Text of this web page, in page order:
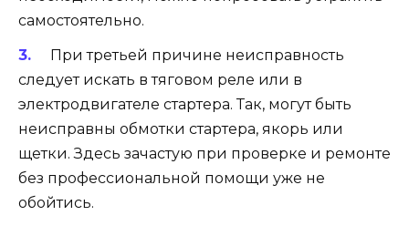
самостоятельно.
При третьей причине неисправность
следует искать в тяговом реле или в
электродвигателе стартера. Так, могут быть
неисправны обмотки стартера, якорь или
щетки. Здесь зачастую при проверке и ремонте
без профессиональной помощи уже не
обойтись.